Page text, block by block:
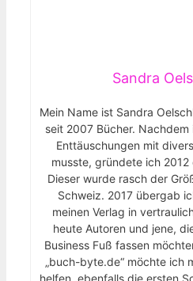
Sandra
Mein Name ist Sandra
seit 2007 Bücher.
Enttäuschungen mit
musste, gründete ich 2012
Dieser wurde rasch der
Schweiz. 2017 übergab
meinen Verlag in
heute Autoren und jene,
Business Fuß fassen
„buch-byte.de“ möchte ich